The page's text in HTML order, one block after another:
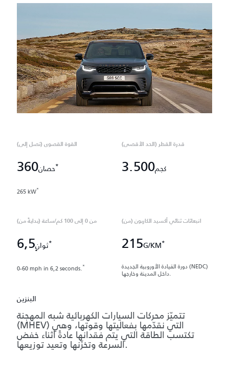
القوة القصوى (تصل إلى)
360حصان*
265 kW*
قدرة القطر (الحد الأقصى)
3.500كجم
من 0 إلى 100 كم/ساعة (بدايةً من)
6,5ثوانٍ*
0-60 mph in 6,2 seconds.*
انبعاثات ثنائي أكسيد الكاربون (من)
215G/KM*
دورة القيادة الأوروبية الجديدة (NEDC)
داخل المدينة وخارجها.
البنزين
تتميّز محركات السيارات الكهربائية شبه المهجنة
(MHEV) التي نقدّمها بفعاليتها وقوتها، وهي
تكتسب الطاقة التي يتم فقدانها عادةً أثناء خفض
السرعة وتخزّنها وتعيد توزيعها.